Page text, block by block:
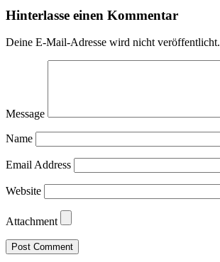
Hinterlasse einen Kommentar
Deine E-Mail-Adresse wird nicht veröffentlicht.
Message
Name
Email Address
Website
Attachment